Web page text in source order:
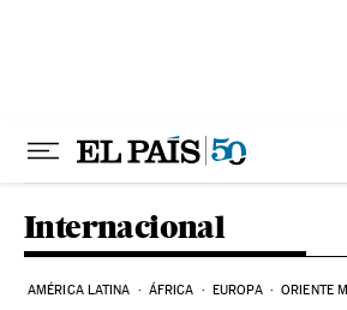
Internacional
AMÉRICA LATINA ÁFRICA EUROPA ORIENTE